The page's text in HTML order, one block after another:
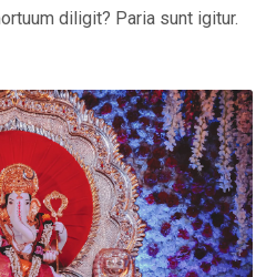
diligit? Paria sunt igitur.